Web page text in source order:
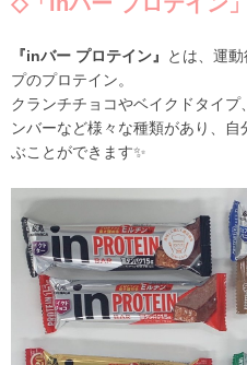
『inバー プロテイン』 とは 、運
プのプロテイン。
クランチチョコやベイクドタイ
ンバーなど様々な種類があり、
ぶことができます✨